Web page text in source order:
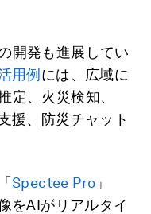
開発も進展してい
用例 には、広域に
定、火災検知、
援、防災チャット
Spectee Pro 」
をAIがリアルタイ